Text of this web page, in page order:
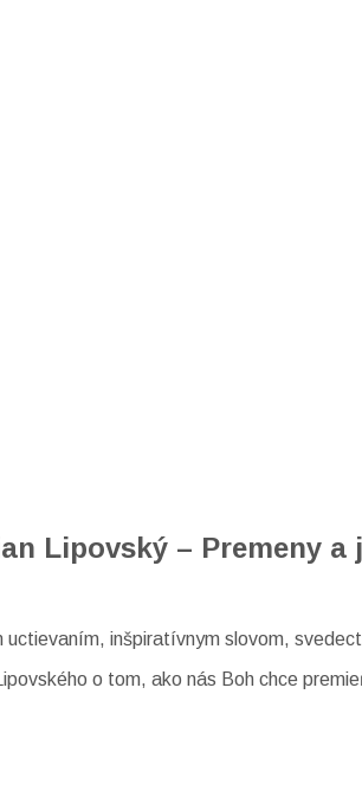
Lipovský – Premeny a
uctievaním, inšpiratívnym slovom,
o tom, ako nás Boh chce